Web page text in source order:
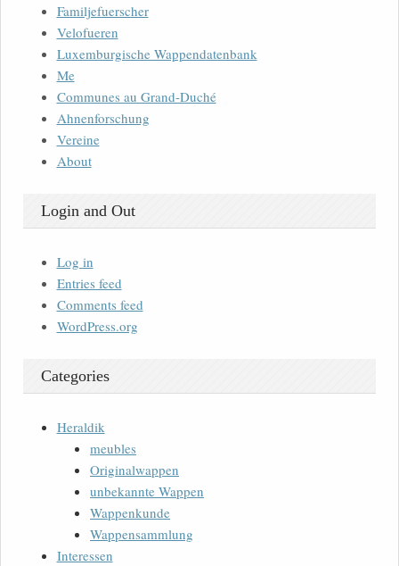
Familjefuerscher
Velofueren
Luxemburgische Wappendatenbank
Me
Communes au Grand-Duché
Ahnenforschung
Vereine
About
Login and Out
Log in
Entries feed
Comments feed
WordPress.org
Categories
Heraldik
meubles
Originalwappen
unbekannte Wappen
Wappenkunde
Wappensammlung
Interessen